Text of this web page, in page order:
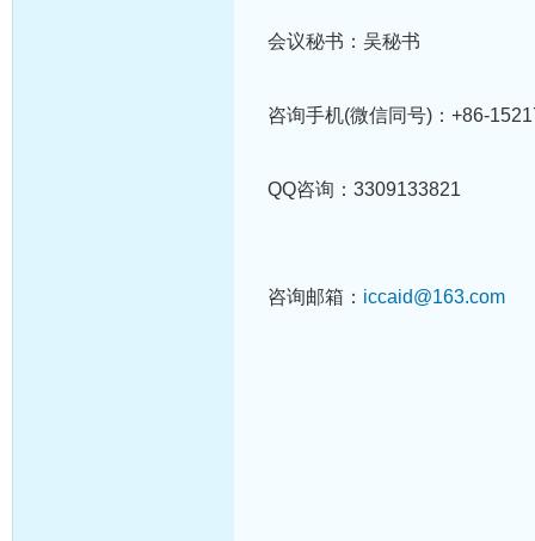
会议秘书：吴秘书
咨询手机(微信同号)：+86-
QQ咨询：3309133821
咨询邮箱： iccaid@163.com